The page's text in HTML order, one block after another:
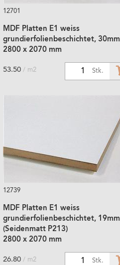
12701
MDF Platten E1 weiss
grundierfolienbeschichtet, 30mm
2800 x 2070 mm
Stk.
53.50 / m2
12739
MDF Platten E1 weiss
grundierfolienbeschichtet, 19mm
(Seidenmatt P213)
2800 x 2070 mm
Stk.
26.80 / m2